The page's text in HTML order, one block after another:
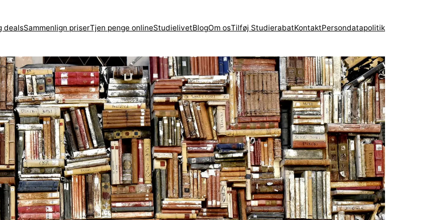
dealsSammenlign priserTjen penge onlineStudielivetBlogOm osTilføj StudierabatKontaktPersondatapolitik